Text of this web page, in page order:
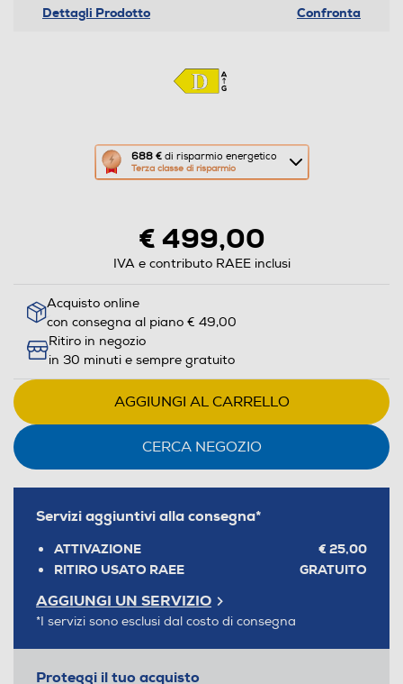
Dettagli Prodotto Confronta
688 €di risparmio energetico
Terza classe di risparmio
Questa
azione
Calcolatore
energetico
di
Youreko.
€ 499,00
IVA e contributo RAEE inclusi
Acquisto online
con consegna al piano € 49,00
Ritiro in negozio
in 30 minuti e sempre gratuito
AGGIUNGI AL CARRELLO
CERCA NEGOZIO
Servizi aggiuntivi alla consegna*
ATTIVAZIONE
€ 25,00
RITIRO USATO RAEE
GRATUITO
AGGIUNGI UN SERVIZIO
*I servizi sono esclusi dal costo di consegna
Proteggi il tuo acquisto